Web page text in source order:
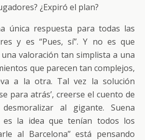
¿Expiró el plan?
única respuesta para todas las
y es “Pues, sí”. Y no es que
valoración tan simplista a una
que parecen tan complejos,
a la otra. Tal vez la solución
para atrás’, creerse el cuento de
al gigante. Suena
es la idea que tenían todos los
al Barcelona” está pensando